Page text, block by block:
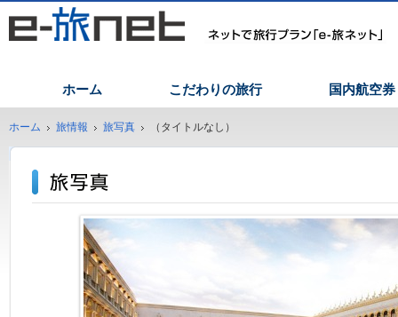
ホーム こだわりの旅行 国内航空券
ホーム 旅情報 旅写真 （タイトルなし）